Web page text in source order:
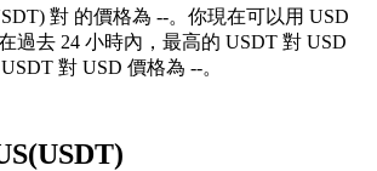
對 的價格為 --。你現在可以用 USD
過去 24 小時內，最高的 USDT 對 USD
對 USD 價格為 --。